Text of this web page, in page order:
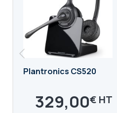
Plantronics CS520
329,00€